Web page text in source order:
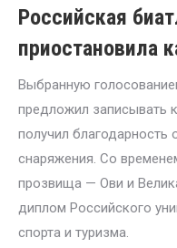
Российская
приостановила
Выбранную
предложил записывать
получил благодарность
снаряжения. Со
прозвища — Ови и
диплом Российского
спорта и туризма.